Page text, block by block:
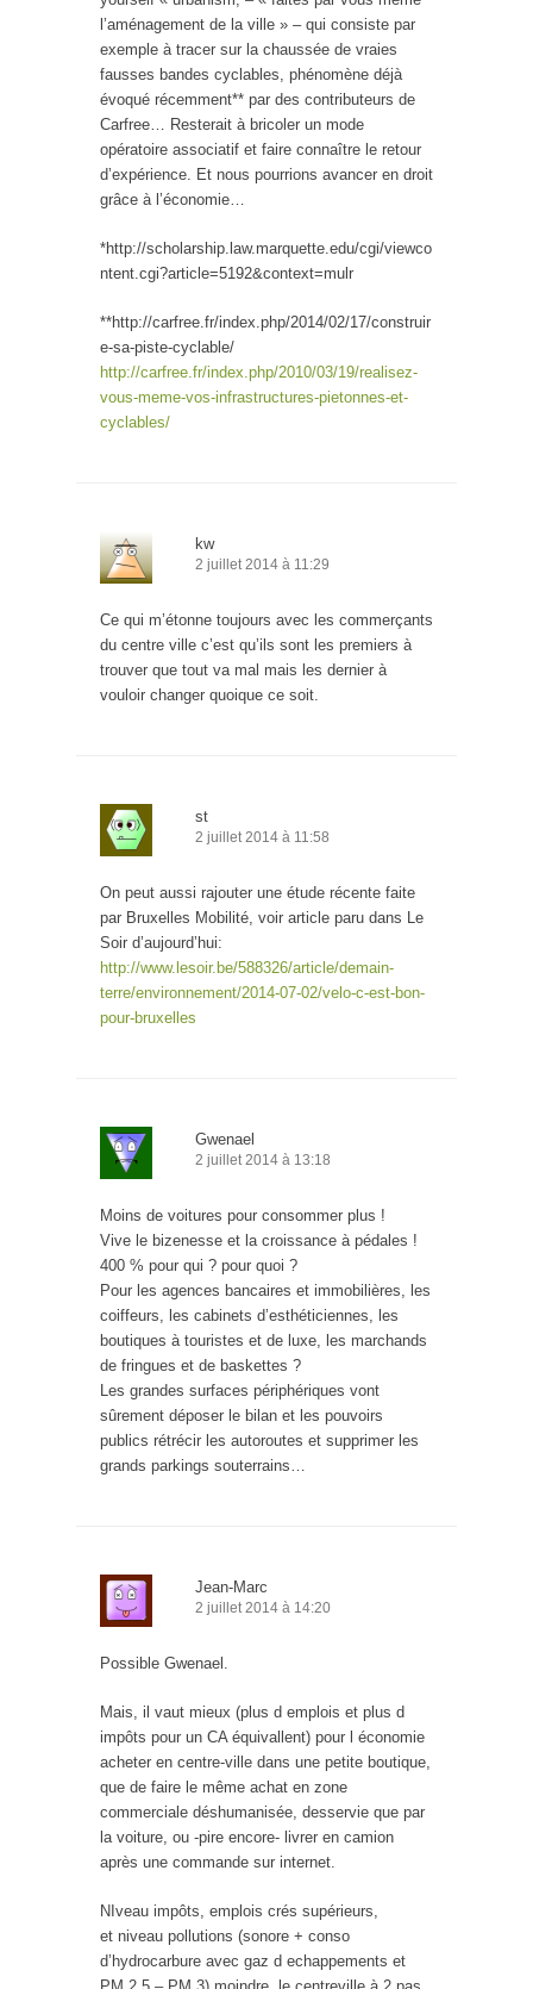
l’aménagement de la ville » – qui consiste par
exemple à tracer sur la chaussée de vraies
fausses bandes cyclables, phénomène déjà
évoqué récemment** par des contributeurs de
Carfree… Resterait à bricoler un mode
opératoire associatif et faire connaître le retour
d’expérience. Et nous pourrions avancer en droit
grâce à l’économie…
*http://scholarship.law.marquette.edu/cgi/viewco
ntent.cgi?article=5192&context=mulr
**http://carfree.fr/index.php/2014/02/17/construir
e-sa-piste-cyclable/
http://carfree.fr/index.php/2010/03/19/realisez-
vous-meme-vos-infrastructures-pietonnes-et-
cyclables/
kw
2 juillet 2014 à 11:29
Ce qui m’étonne toujours avec les commerçants
du centre ville c’est qu’ils sont les premiers à
trouver que tout va mal mais les dernier à
vouloir changer quoique ce soit.
st
2 juillet 2014 à 11:58
On peut aussi rajouter une étude récente faite
par Bruxelles Mobilité, voir article paru dans Le
Soir d’aujourd’hui:
http://www.lesoir.be/588326/article/demain-
terre/environnement/2014-07-02/velo-c-est-bon-
pour-bruxelles
Gwenael
2 juillet 2014 à 13:18
Moins de voitures pour consommer plus !
Vive le bizenesse et la croissance à pédales !
400 % pour qui ? pour quoi ?
Pour les agences bancaires et immobilières, les
coiffeurs, les cabinets d’esthéticiennes, les
boutiques à touristes et de luxe, les marchands
de fringues et de baskettes ?
Les grandes surfaces périphériques vont
sûrement déposer le bilan et les pouvoirs
publics rétrécir les autoroutes et supprimer les
grands parkings souterrains…
Jean-Marc
2 juillet 2014 à 14:20
Possible Gwenael.
Mais, il vaut mieux (plus d emplois et plus d
impôts pour un CA équivallent) pour l économie
acheter en centre-ville dans une petite boutique,
que de faire le même achat en zone
commerciale déshumanisée, desservie que par
la voiture, ou -pire encore- livrer en camion
après une commande sur internet.
NIveau impôts, emplois crés supérieurs,
et niveau pollutions (sonore + conso
d’hydrocarbure avec gaz d echappements et